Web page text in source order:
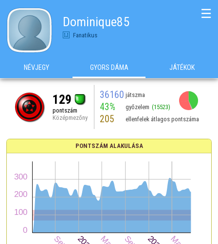
Dominique85
Fanatikus
☰
NÉVJEGY GYORS DÁMA JÁTÉKOK
129
pontszám
Középmezőny
36160 játszma
43% győzelem (15523)
205 ellenfelek átlagos pontszáma
PONTSZÁM ALAKULÁSA